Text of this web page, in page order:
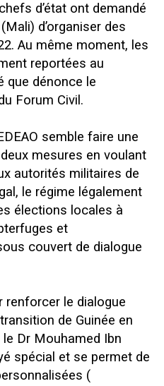
d’état ont demandé
d’organiser des
Au même moment, les
reportées au
que dénonce le
Forum Civil.
semble faire une
mesures en voulant
autorités militaires de
le régime légalement
élections locales à
et
couvert de dialogue
renforcer le dialogue
de Guinée en
Dr Mouhamed Ibn
spécial et se permet de
(